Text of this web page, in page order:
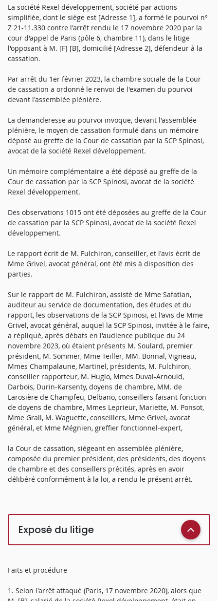
La société Rexel développement, société par actions
simplifiée, dont le siège est [Adresse 1], a formé le pourvoi n°
Z 21-11.330 contre l'arrêt rendu le 17 novembre 2020 par la
cour d'appel de Paris (pôle 6, chambre 11), dans le litige
l'opposant à M. [F] [B], domicilié [Adresse 2], défendeur à la
cassation.
Par arrêt du 1er février 2023, la chambre sociale de la Cour
de cassation a ordonné le renvoi de l'examen du pourvoi
devant l'assemblée plénière.
La demanderesse au pourvoi invoque, devant l'assemblée
plénière, le moyen de cassation formulé dans un mémoire
déposé au greffe de la Cour de cassation par la SCP Spinosi,
avocat de la société Rexel développement.
Un mémoire complémentaire a été déposé au greffe de la
Cour de cassation par la SCP Spinosi, avocat de la société
Rexel développement.
Des observations 1015 ont été déposées au greffe de la Cour
de cassation par la SCP Spinosi, avocat de la société Rexel
développement.
Le rapport écrit de M. Fulchiron, conseiller, et l'avis écrit de
Mme Grivel, avocat général, ont été mis à disposition des
parties.
Sur le rapport de M. Fulchiron, assisté de Mme Safatian,
auditeur au service de documentation, des études et du
rapport, les observations de la SCP Spinosi, et l'avis de Mme
Grivel, avocat général, auquel la SCP Spinosi, invitée à le faire,
a répliqué, après débats en l'audience publique du 24
novembre 2023, où étaient présents M. Soulard, premier
président, M. Sommer, Mme Teiller, MM. Bonnal, Vigneau,
Mmes Champalaune, Martinel, présidents, M. Fulchiron,
conseiller rapporteur, M. Huglo, Mmes Duval-Arnould,
Darbois, Durin-Karsenty, doyens de chambre, MM. de
Larosière de Champfeu, Delbano, conseillers faisant fonction
de doyens de chambre, Mmes Leprieur, Mariette, M. Ponsot,
Mme Grall, M. Waguette, conseillers, Mme Grivel, avocat
général, et Mme Mégnien, greffier fonctionnel-expert,
la Cour de cassation, siégeant en assemblée plénière,
composée du premier président, des présidents, des doyens
de chambre et des conseillers précités, après en avoir
délibéré conformément à la loi, a rendu le présent arrêt.
Exposé du litige
Faits et procédure
1. Selon l'arrêt attaqué (Paris, 17 novembre 2020), alors que